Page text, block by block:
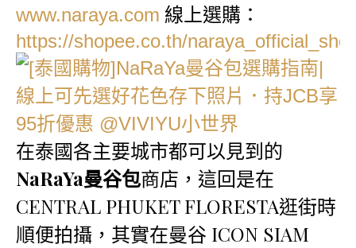
www.naraya.com 線上選購：
https://shopee.co.th/
在泰國各主要城市都可以見到的
NaRaYa曼谷包商店，這回是在
CENTRAL PHUKET FLORESTA逛街時
順便拍攝，其實在曼谷 ICON SIAM